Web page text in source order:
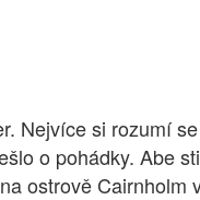
Nejvíce si rozumí
o pohádky. Abe
ostrově